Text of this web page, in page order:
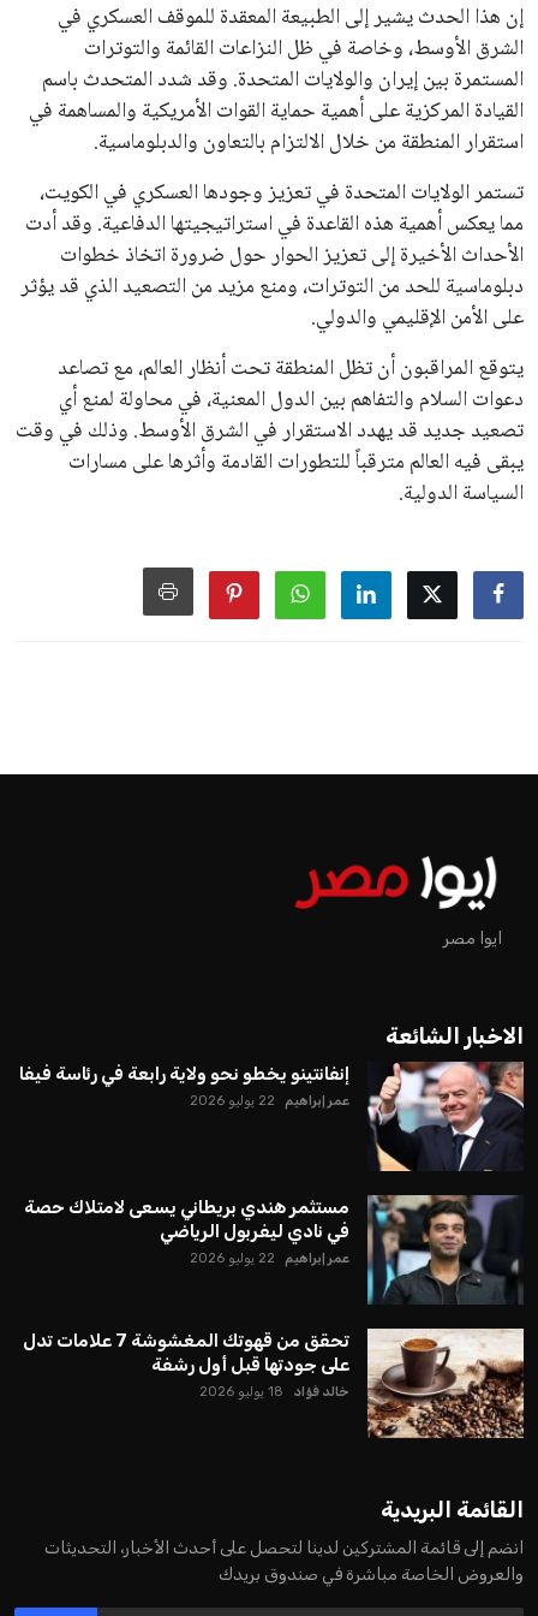
إن هذا الحدث يشير إلى الطبيعة المعقدة للموقف العسكري في
الشرق الأوسط، وخاصة في ظل النزاعات القائمة والتوترات
المستمرة بين إيران والولايات المتحدة. وقد شدد المتحدث باسم
القيادة المركزية على أهمية حماية القوات الأمريكية والمساهمة في
استقرار المنطقة من خلال الالتزام بالتعاون والدبلوماسية.
تستمر الولايات المتحدة في تعزيز وجودها العسكري في الكويت،
مما يعكس أهمية هذه القاعدة في استراتيجيتها الدفاعية. وقد أدت
الأحداث الأخيرة إلى تعزيز الحوار حول ضرورة اتخاذ خطوات
دبلوماسية للحد من التوترات، ومنع مزيد من التصعيد الذي قد يؤثر
على الأمن الإقليمي والدولي.
يتوقع المراقبون أن تظل المنطقة تحت أنظار العالم، مع تصاعد
دعوات السلام والتفاهم بين الدول المعنية، في محاولة لمنع أي
تصعيد جديد قد يهدد الاستقرار في الشرق الأوسط. وذلك في وقت
يبقى فيه العالم مترقباً للتطورات القادمة وأثرها على مسارات
السياسة الدولية.
ايوا مصر
الاخبار الشائعة
إنفانتينو يخطو نحو ولاية رابعة في رئاسة فيفا
عمر إبراهيم 22 يوليو 2026
مستثمر هندي بريطاني يسعى لامتلاك حصة
في نادي ليفربول الرياضي
عمر إبراهيم 22 يوليو 2026
تحقق من قهوتك المغشوشة 7 علامات تدل
على جودتها قبل أول رشفة
خالد فؤاد 18 يوليو 2026
القائمة البريدية
انضم إلى قائمة المشتركين لدينا لتحصل على أحدث الأخبار، التحديثات
والعروض الخاصة مباشرة في صندوق بريدك